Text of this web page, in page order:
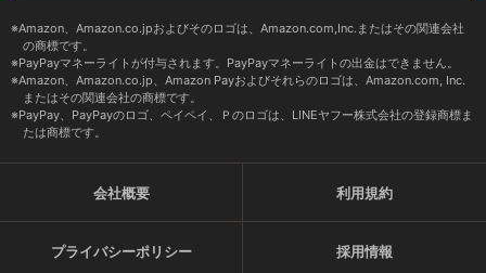
Amazon、Amazon.co.jpおよびそのロゴは、Amazon.com,Inc.またはその関連会社
の商標です。
PayPayマネーライトが付与されます。PayPayマネーライトの出金はできません。
Amazon、Amazon.co.jp、Amazon Payおよびそれらのロゴは、Amazon.com, Inc.
またはその関連会社の商標です。
PayPay、PayPayのロゴ、ペイペイ、Ｐのロゴは、LINEヤフー株式会社の登録商標ま
たは商標です。
会社概要 利用規約
プライバシーポリシー 採用情報